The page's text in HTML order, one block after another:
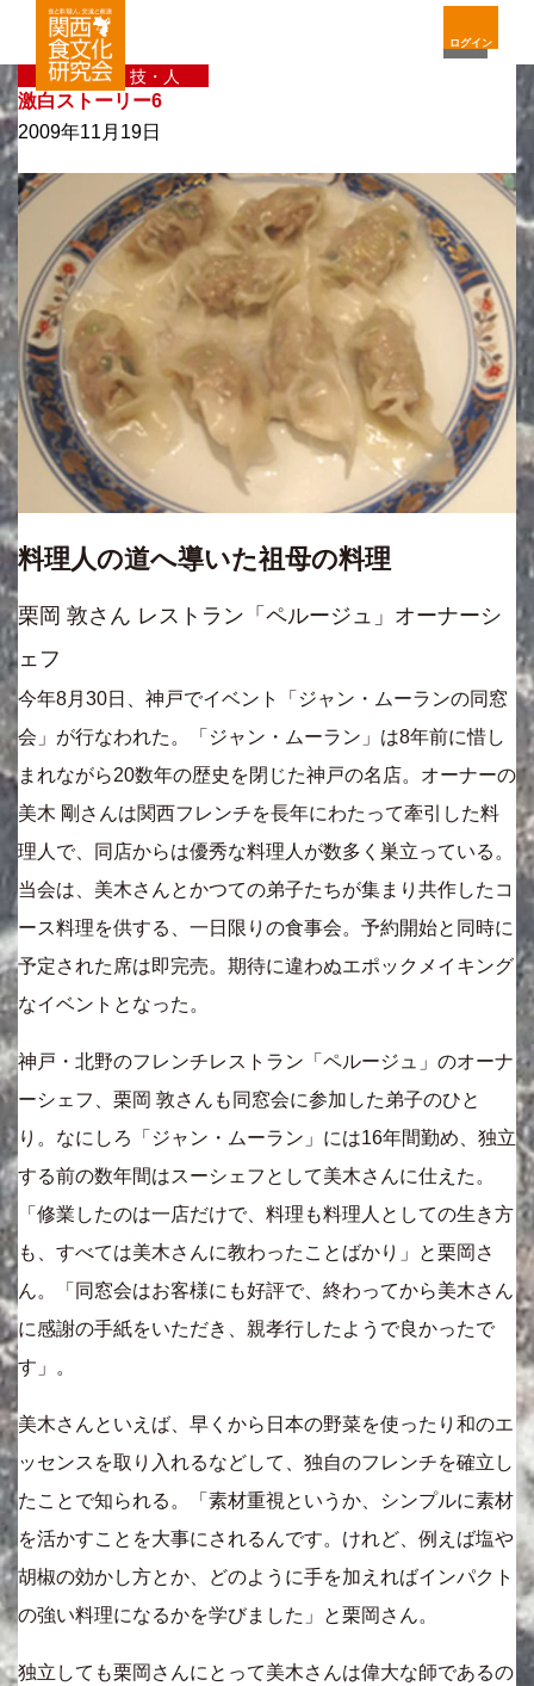
ログイン
〈新〉味・技・人
激白ストーリー6
2009年11月19日
料理人の道へ導いた祖母の料理
栗岡 敦さん レストラン「ペルージュ」オーナーシ
ェフ
今年8月30日、神戸でイベント「ジャン・ムーランの同窓
会」が行なわれた。「ジャン・ムーラン」は8年前に惜し
まれながら20数年の歴史を閉じた神戸の名店。オーナーの
美木 剛さんは関西フレンチを長年にわたって牽引した料
理人で、同店からは優秀な料理人が数多く巣立っている。
当会は、美木さんとかつての弟子たちが集まり共作したコ
ース料理を供する、一日限りの食事会。予約開始と同時に
予定された席は即完売。期待に違わぬエポックメイキング
なイベントとなった。
神戸・北野のフレンチレストラン「ペルージュ」のオーナ
ーシェフ、栗岡 敦さんも同窓会に参加した弟子のひと
り。なにしろ「ジャン・ムーラン」には16年間勤め、独立
する前の数年間はスーシェフとして美木さんに仕えた。
「修業したのは一店だけで、料理も料理人としての生き方
も、すべては美木さんに教わったことばかり」と栗岡さ
ん。「同窓会はお客様にも好評で、終わってから美木さん
に感謝の手紙をいただき、親孝行したようで良かったで
す」。
美木さんといえば、早くから日本の野菜を使ったり和のエ
ッセンスを取り入れるなどして、独自のフレンチを確立し
たことで知られる。「素材重視というか、シンプルに素材
を活かすことを大事にされるんです。けれど、例えば塩や
胡椒の効かし方とか、どのように手を加えればインパクト
の強い料理になるかを学びました」と栗岡さん。
独立しても栗岡さんにとって美木さんは偉大な師であるの